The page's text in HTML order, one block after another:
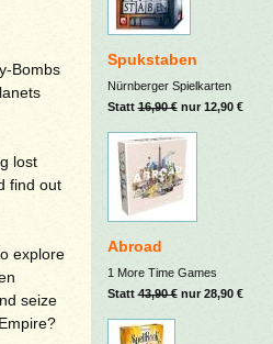
Bombs
lost
find out
explore
seize
Spukstaben
Nürnberger Spielkarten
Statt16,90 €nur 12,90 €
Abroad
1 More Time Games
Statt43,90 €nur 28,90 €